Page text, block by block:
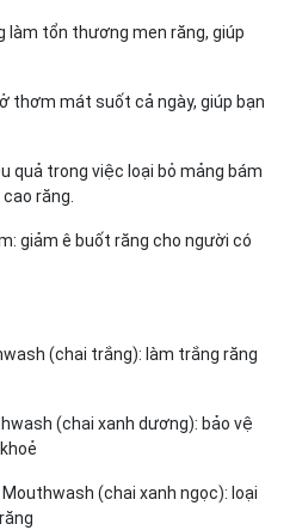
làm tổn thương men răng, giúp
thơm mát suốt cả ngày, giúp bạn
quả trong việc loại bỏ mảng bám
răng.
giảm ê buốt răng cho người có
(chai trắng): làm trắng răng
(chai xanh dương): bảo vệ
(chai xanh ngọc): loại